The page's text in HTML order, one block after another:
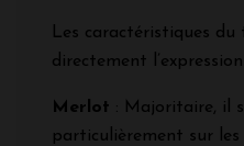
Les caractéristiques
directement
Merlot : Majoritaire, il
particulièrement sur les